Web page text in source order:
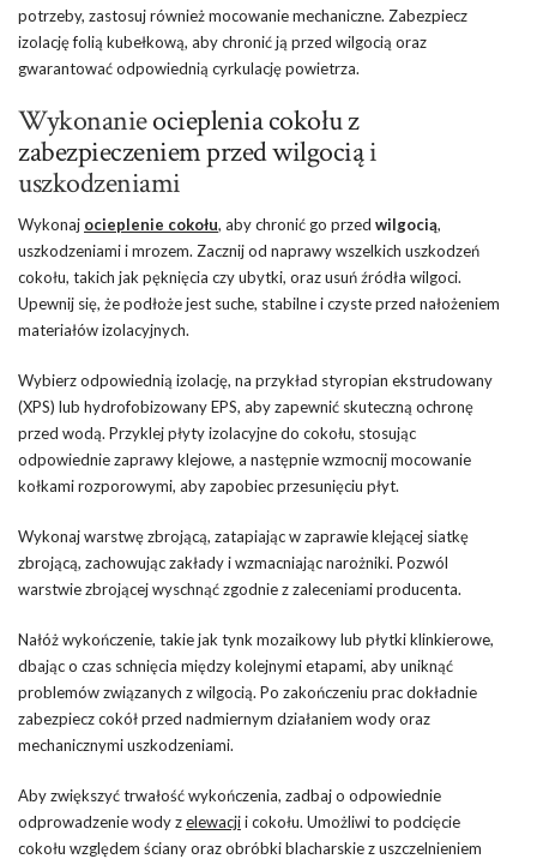
potrzeby, zastosuj również mocowanie mechaniczne. Zabezpiecz
izolację folią kubełkową, aby chronić ją przed wilgocią oraz
gwarantować odpowiednią cyrkulację powietrza.
Wykonanieocieplenia cokołu z
zabezpieczeniem przed wilgociąi
uszkodzeniami
Wykonaj ocieplenie cokołu, aby chronić go przed wilgocią,
uszkodzeniami i mrozem. Zacznij od naprawy wszelkich uszkodzeń
cokołu, takich jak pęknięcia czy ubytki, oraz usuń źródła wilgoci.
Upewnij się, że podłoże jest suche, stabilne i czyste przed nałożeniem
materiałów izolacyjnych.
Wybierz odpowiednią izolację, na przykład styropian ekstrudowany
(XPS) lub hydrofobizowany EPS, aby zapewnić skuteczną ochronę
przed wodą. Przyklej płyty izolacyjne do cokołu, stosując
odpowiednie zaprawy klejowe, a następnie wzmocnij mocowanie
kołkami rozporowymi, aby zapobiec przesunięciu płyt.
Wykonaj warstwę zbrojącą, zatapiając w zaprawie klejącej siatkę
zbrojącą, zachowując zakłady i wzmacniając narożniki. Pozwól
warstwie zbrojącej wyschnąć zgodnie z zaleceniami producenta.
Nałóż wykończenie, takie jak tynk mozaikowy lub płytki klinkierowe,
dbając o czas schnięcia między kolejnymi etapami, aby uniknąć
problemów związanych z wilgocią. Po zakończeniu prac dokładnie
zabezpiecz cokół przed nadmiernym działaniem wody oraz
mechanicznymi uszkodzeniami.
Aby zwiększyć trwałość wykończenia, zadbaj o odpowiednie
odprowadzenie wody zelewacjii cokołu. Umożliwi to podcięcie
cokołu względem ściany oraz obróbki blacharskie z uszczelnieniem